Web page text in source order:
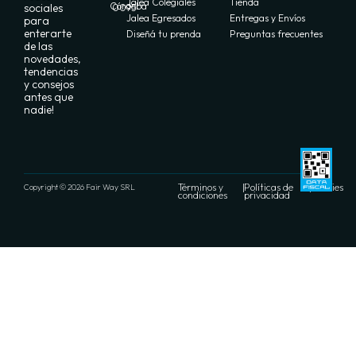
sociales
para
enterarte
de las
novedades,
tendencias
y consejos
antes que
nadie!
Córdoba
0095
Jalea Egresados
Diseñá tu prenda
Entregas y Envíos
Preguntas frecuentes
Copyright © 2026 Fair Way SRL Términos y
condiciones
|Políticas de
privacidad
|Cookies